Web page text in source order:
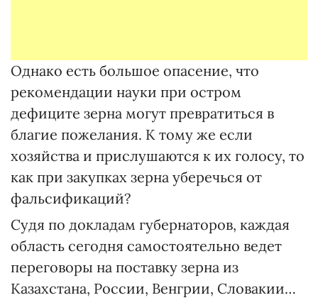
Однако есть большое опасение, что
рекомендации науки при остром
дефиците зерна могут превратиться в
благие пожелания. К тому же если
хозяйства и прислушаются к их голосу, то
как при закупках зерна уберечься от
фальсификаций?
Судя по докладам губернаторов, каждая
область сегодня самостоятельно ведет
переговоры на поставку зерна из
Казахстана, России, Венгрии, Словакии…